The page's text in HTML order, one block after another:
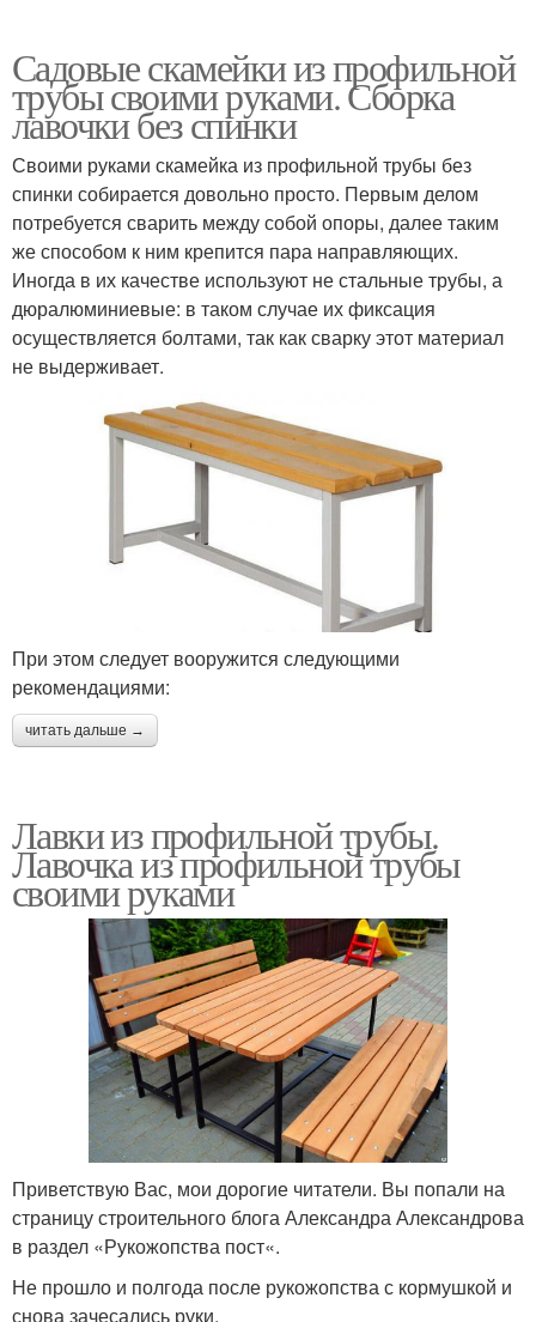
Садовые скамейки из профильной
трубы своими руками. Сборка
лавочки без спинки
Своими руками скамейка из профильной трубы без
спинки собирается довольно просто. Первым делом
потребуется сварить между собой опоры, далее таким
же способом к ним крепится пара направляющих.
Иногда в их качестве используют не стальные трубы, а
дюралюминиевые: в таком случае их фиксация
осуществляется болтами, так как сварку этот материал
не выдерживает.
При этом следует вооружится следующими
рекомендациями:
читать дальше →
Лавки из профильной трубы.
Лавочка из профильной трубы
своими руками
Приветствую Вас, мои дорогие читатели. Вы попали на
страницу строительного блога Александра Александрова
в раздел «Рукожопства пост«.
Не прошло и полгода после рукожопства с кормушкой и
снова зачесались руки.